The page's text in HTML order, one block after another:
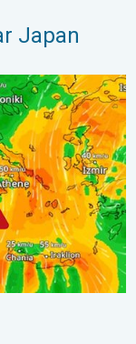
Japan
Hitte en veel